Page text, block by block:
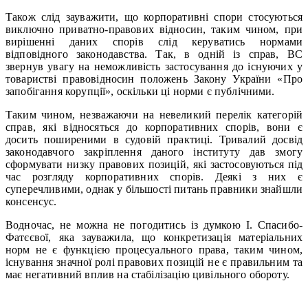
Також слід зауважити, що корпоративні спори стосуються
виключно приватно-правових відносин, таким чином, при
вирішенні даних спорів слід керуватись нормами
відповідного законодавства. Так, в одній із справ, ВС
звернув увагу на неможливість застосування до існуючих у
товаристві правовідносин положень Закону України «Про
запобігання корупції», оскільки ці норми є публічними.
Таким чином, незважаючи на невеликий перелік категорій
справ, які відносяться до корпоративних спорів, вони є
досить поширеними в судовій практиці. Тривалий досвід
законодавчого закріплення даного інституту дав змогу
сформувати низку правових позицій, які застосовуються під
час розгляду корпоративних спорів. Деякі з них є
суперечливими, однак у більшості питань правники знайшли
консенсус.
Водночас, не можна не погодитись із думкою І. Спасибо-
Фатєєвої, яка зауважила, що конкретизація матеріальних
норм не є функцією процесуального права, таким чином,
існування значної ролі правових позицій не є правильним та
має негативний вплив на стабілізацію цивільного обороту.